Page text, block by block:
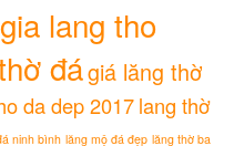
gia lang tho
đágiá lăng thờ
da dep 2017lang thờ
ninh bình lăng mộ đá đẹp lăng thờ ba